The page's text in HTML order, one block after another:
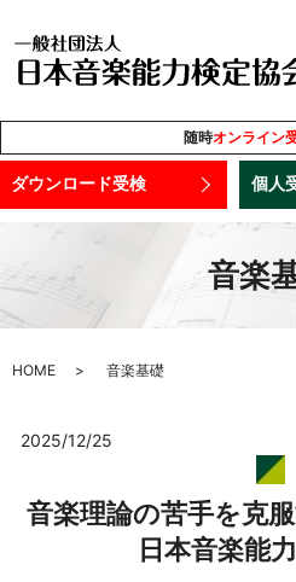
随時オンライン
ダウンロード受検 個人
音楽
HOME 音楽基礎
2025/12/25
音楽理論の苦手を克
日本音楽能